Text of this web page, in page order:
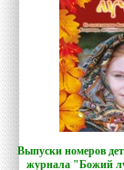
Выпуски номеров
журнала "Божий